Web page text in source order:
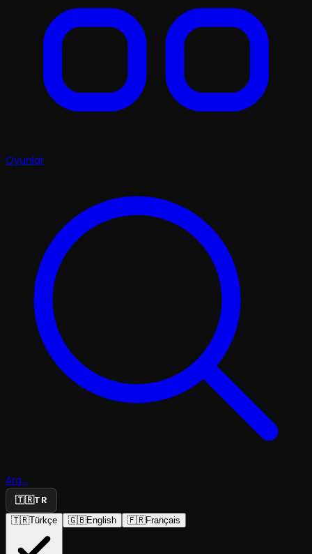
Oyunlar
Ara...
🇹🇷TR
🇹🇷Türkçe 🇬🇧English 🇫🇷Français